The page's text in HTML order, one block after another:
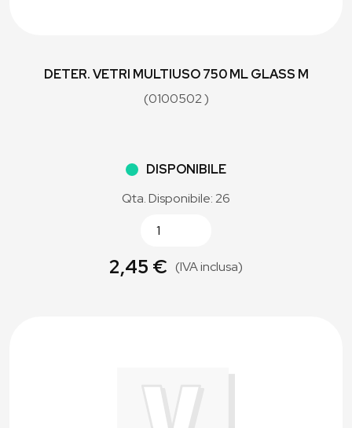
DETER. VETRI MULTIUSO 750 ML GLASS M
(0100502 )
DISPONIBILE
Qta. Disponibile: 26
2,45 € (IVA inclusa)